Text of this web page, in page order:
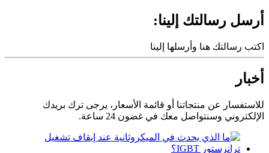
أرسل رسالتك إلينا:
اكتب رسالتك هنا وأرسلها إلينا
أخبار
للاستفسار عن منتجاتنا أو قائمة الأسعار، يرجى ترك بريدك
الإلكتروني وسنتواصل معك في غضون 24 ساعة.